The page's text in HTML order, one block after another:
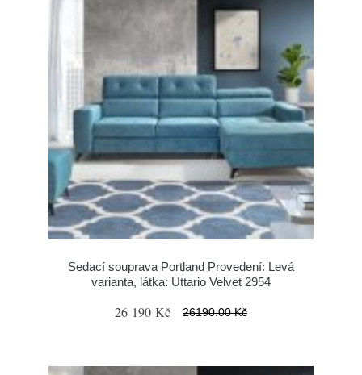
Sedací souprava Portland Provedení: Levá
varianta, látka: Uttario Velvet 2954
26 190 Kč 26190.00 Kč